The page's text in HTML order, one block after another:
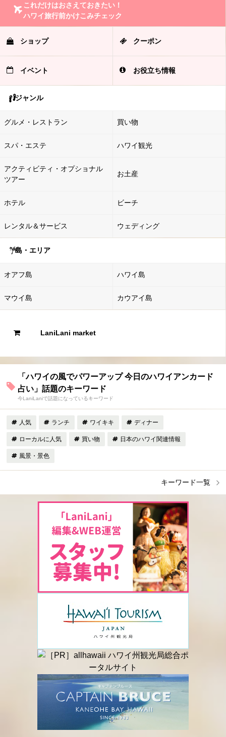
これだけはおさえておきたい！
ハワイ旅行前かけこみチェック
ショップ クーポン
イベント お役立ち情報
ジャンル
グルメ・レストラン 買い物
スパ・エステ ハワイ観光
アクティビティ・オプショナル
ツアー
お土産
ホテル ビーチ
レンタル＆サービス ウェディング
島・エリア
オアフ島 ハワイ島
マウイ島 カウアイ島
LaniLani market
「ハワイの風でパワーアップ 今日のハワイアンカード
占い」話題のキーワード
今LaniLaniで話題になっているキーワード
人気 ランチ ワイキキ ディナー
ローカルに人気 買い物 日本のハワイ関連情報
風景・景色
キーワード一覧